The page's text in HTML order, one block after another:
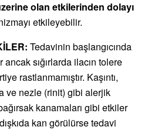
olan etkilerinden dolayı
etkileyebilir.
Tedavinin başlangıcında
sığırlarda ilacın tolere
rastlanmamıştır. Kaşıntı,
ve nezle (rinit) gibi alerjik
kanamaları gibi etkiler
kan görülürse tedavi